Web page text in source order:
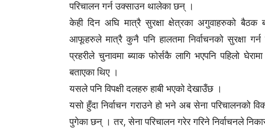
परिचालन गर्न उक्साउन थालेका छन् ।
केही दिन अघि मात्रै सुरक्षा क्षेत्रका अगुवाहरुको बैठक
आफूहरुले मात्रै कुनै पनि हालतमा निर्वाचनको सुरक्षा
प्रहरीले चुनावमा ब्याक फोर्सकै लागि भएपनि पहिलो
बताएका थिए ।
यसले पनि विपक्षी दलहरु हाबी भएको देखाउँछ ।
यसो हुँदा निर्वाचन गराउने हो भने अब सेना परिचालनको
पुगेका छन् । तर, सेना परिचालन गरेर गरिने निर्वाचनले